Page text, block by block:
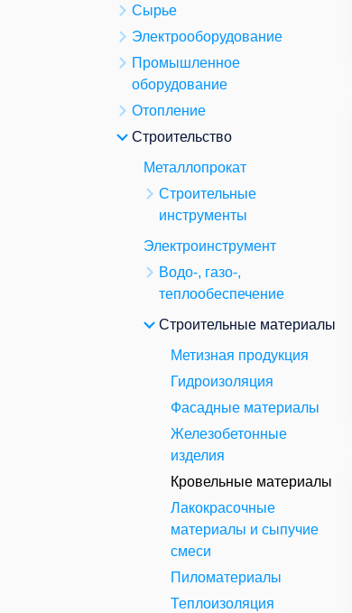
Сырье
Электрооборудование
Промышленное
оборудование
Отопление
Строительство
Металлопрокат
Строительные
инструменты
Электроинструмент
Водо-, газо-,
теплообеспечение
Строительные материалы
Метизная продукция
Гидроизоляция
Фасадные материалы
Железобетонные
изделия
Кровельные материалы
Лакокрасочные
материалы и сыпучие
смеси
Пиломатериалы
Теплоизоляция